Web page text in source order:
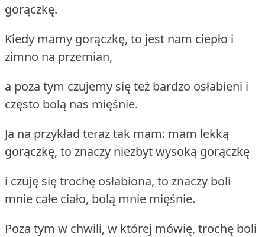
gorączkę.
Kiedy mamy gorączkę, to jest nam ciepło i
zimno na przemian,
a poza tym czujemy się też bardzo osłabieni i
często bolą nas mięśnie.
Ja na przykład teraz tak mam: mam lekką
gorączkę, to znaczy niezbyt wysoką gorączkę
i czuję się trochę osłabiona, to znaczy boli
mnie całe ciało, bolą mnie mięśnie.
Poza tym w chwili, w której mówię, trochę boli